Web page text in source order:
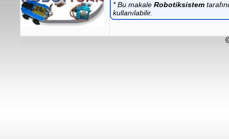
* Bu makale Robotiksistem
kullanılabilir.